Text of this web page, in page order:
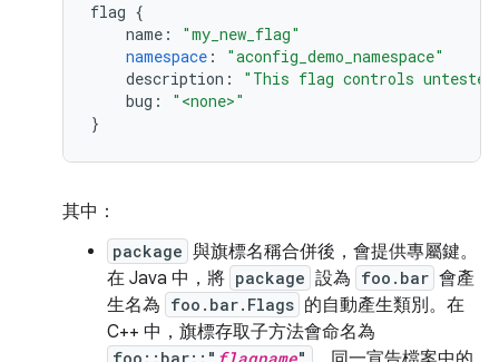
flag {
name :
"my_new_flag"
namespace :
"aconfig_demo_namespace"
description :
"This flag controls untested
bug :
"<none>"
}
其中：
package 與旗標名稱合併後，會提供專屬鍵。
在 Java 中，將 package 設為 foo.bar 會產
生名為 foo.bar.Flags 的自動產生類別。在
C++ 中，旗標存取子方法會命名為